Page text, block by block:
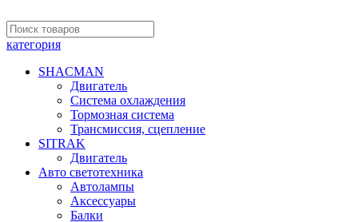
категория
SHACMAN
Двигатель
Система охлаждения
Тормозная система
Трансмиссия, сцепление
SITRAK
Двигатель
Авто светотехника
Автолампы
Аксессуары
Балки